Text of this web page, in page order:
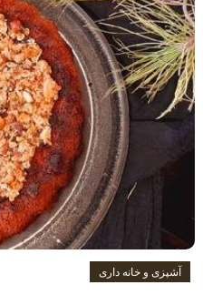
آشپزی و خانه داری